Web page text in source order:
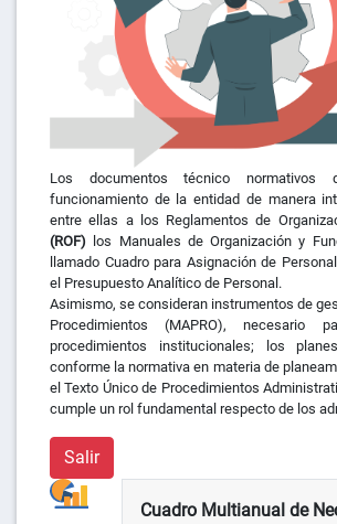
Los documentos técnico normativos
funcionamiento de la entidad de manera
entre ellas a los Reglamentos de
(ROF) los Manuales de Organización y
llamado Cuadro para Asignación de Personal
el Presupuesto Analítico de Personal.
Asimismo, se consideran instrumentos de
Procedimientos (MAPRO), necesario
procedimientos institucionales; los
conforme la normativa en materia de
el Texto Único de Procedimientos
cumple un rol fundamental respecto de los
Salir
Cuadro Multianual de